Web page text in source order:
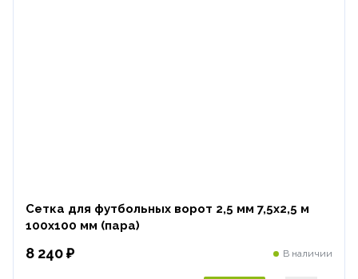
Сетка для футбольных ворот 2,5 мм 7,5х2,5 м
100х100 мм (пара)
8 240 ₽ В наличии